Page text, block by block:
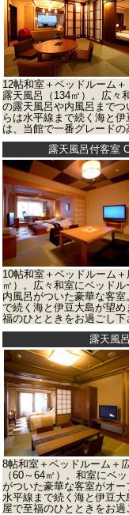
12帖和室＋ベッドルーム
露天風呂（134㎡）。広々
の露天風呂や内風呂まで
らは水平線まで続く海と
は、当館で一番グレードの
露天風呂付客室
10帖和室＋ベッドルーム
㎡）。広々和室にベッド
内風呂がついた豪華な客
で続く海と伊豆大島が望
福のひとときをお過ごし下
露天風
8帖和室＋ベッドルーム＋
（60～64㎡）。和室にベ
がついた豪華な客室がオ
水平線まで続く海と伊豆
屋で至福のひとときをお過